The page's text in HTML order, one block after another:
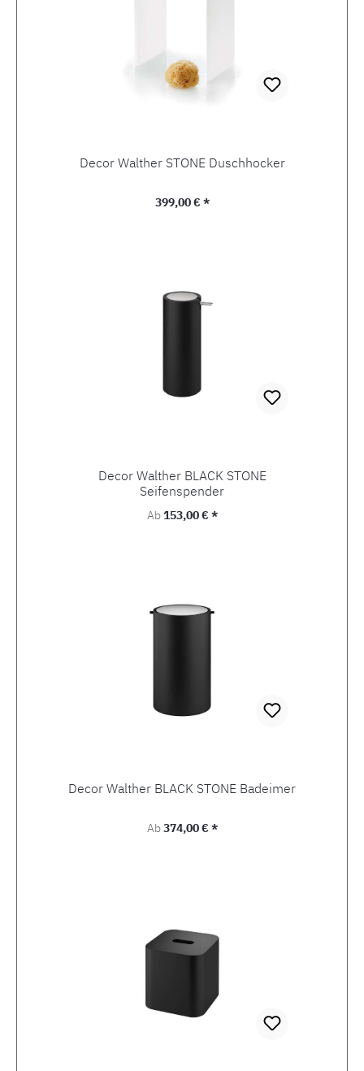
Decor Walther STONE Duschhocker
Regulärer Preis:
399,00 € *
Decor Walther BLACK STONE
Seifenspender
Regulärer Preis:
Ab153,00 € *
Decor Walther BLACK STONE Badeimer
Regulärer Preis:
Ab374,00 € *